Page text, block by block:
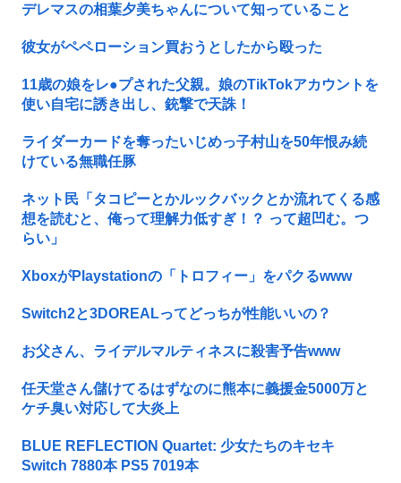
デレマスの相葉夕美ちゃんについて知っていること
彼女がペペローション買おうとしたから殴った
11歳の娘をレ●プされた父親。娘のTikTokアカウントを
使い自宅に誘き出し、銃撃で天誅！
ライダーカードを奪ったいじめっ子村山を50年恨み続
けている無職任豚
ネット民「タコピーとかルックバックとか流れてくる感
想を読むと、俺って理解力低すぎ！？ って超凹む。つ
らい」
XboxがPlaystationの「トロフィー」をパクるwww
Switch2と3DOREALってどっちが性能いいの？
お父さん、ライデルマルティネスに殺害予告www
任天堂さん儲けてるはずなのに熊本に義援金5000万と
ケチ臭い対応して大炎上
BLUE REFLECTION Quartet: 少女たちのキセキ
Switch 7880本 PS5 7019本